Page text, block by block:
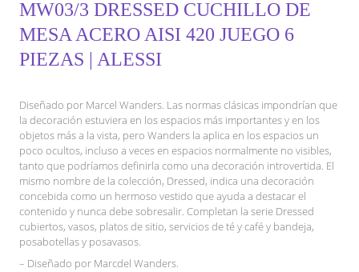
MW03/3 DRESSED CUCHILLO DE
MESA ACERO AISI 420 JUEGO 6
PIEZAS | ALESSI
Diseñado por Marcel Wanders. Las normas clásicas impondrían que
la decoración estuviera en los espacios más importantes y en los
objetos más a la vista, pero Wanders la aplica en los espacios un
poco ocultos, incluso a veces en espacios normalmente no visibles,
tanto que podríamos definirla como una decoración introvertida. El
mismo nombre de la colección, Dressed, indica una decoración
concebida como un hermoso vestido que ayuda a destacar el
contenido y nunca debe sobresalir. Completan la serie Dressed
cubiertos, vasos, platos de sitio, servicios de té y café y bandeja,
posabotellas y posavasos.
– Diseñado por Marcdel Wanders.